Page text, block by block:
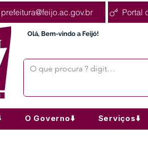
prefeitura@feijo.ac.gov.br Portal
Olá, Bem-vindo a Feijó!
O Governo⬇️ Serviços⬇️